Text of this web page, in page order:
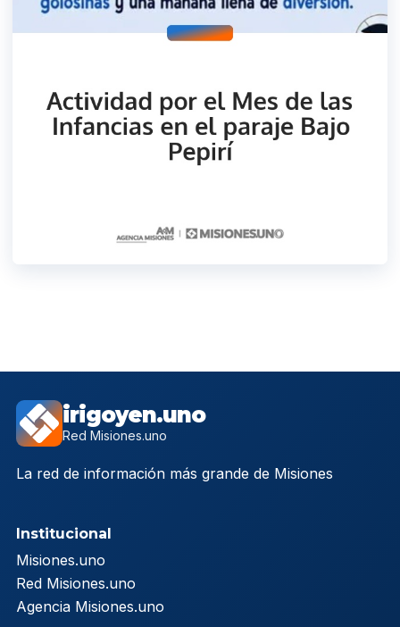
irigoyen.uno
Red Misiones.uno
La red de información más grande de Misiones
Institucional
Misiones.uno
Red Misiones.uno
Agencia Misiones.uno